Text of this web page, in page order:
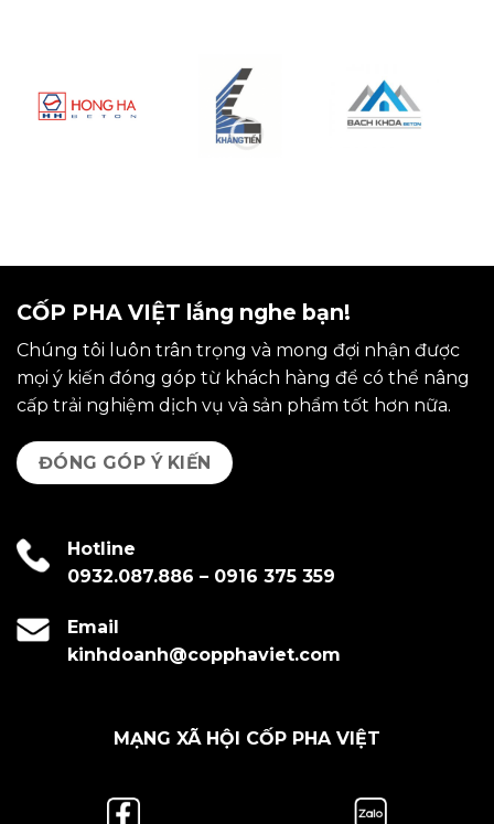
CỐP PHA VIỆT lắng nghe bạn!
Chúng tôi luôn trân trọng và mong đợi nhận được
mọi ý kiến đóng góp từ khách hàng để có thể nâng
cấp trải nghiệm dịch vụ và sản phẩm tốt hơn nữa.
ĐÓNG GÓP Ý KIẾN
Hotline
0932.087.886 – 0916 375 359
Email
kinhdoanh@copphaviet.com
MẠNG XÃ HỘI CỐP PHA VIỆT